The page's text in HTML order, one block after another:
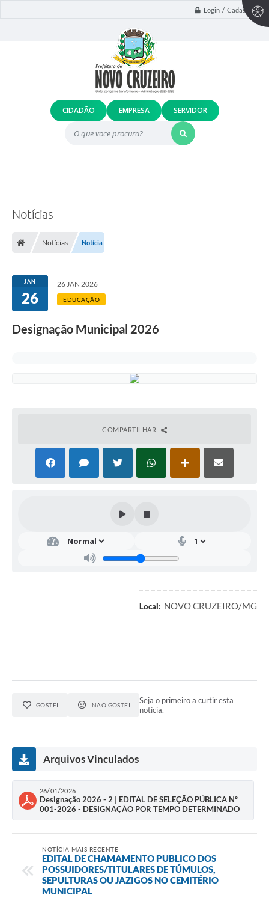
Login / Cadastro
O que voce procura?
CIDADÃO EMPRESA SERVIDOR
Notícias
Notícias Notícia
JAN
26
26 JAN 2026
EDUCAÇÃO
Designação Municipal 2026
COMPARTILHAR
Local: NOVO CRUZEIRO/MG
GOSTEI NÃO GOSTEI
Seja o primeiro a curtir esta
notícia.
Arquivos Vinculados
26/01/2026
Designação 2026 - 2 | EDITAL DE SELEÇÃO PÚBLICA Nº
001-2026 - DESIGNAÇÃO POR TEMPO DETERMINADO
NOTÍCIA MAIS RECENTE
EDITAL DE CHAMAMENTO PUBLICO DOS
POSSUIDORES/TITULARES DE TÚMULOS,
SEPULTURAS OU JAZIGOS NO CEMITÉRIO
MUNICIPAL